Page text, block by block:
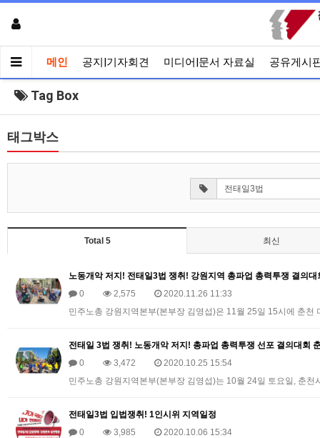
메인 공지|기자회견 미디어|문서 자료실 공유게시
Tag Box
태그박스
Total 5 최신
노동개악 저지! 전태일3법 쟁취! 강원지역 총파업 총력투쟁 결의
0
2,575
2020.11.26 11:33
민주노총 강원지역본부(본부장 김영섭)은 11월 25일 15시에 춘
전태일 3법 쟁취! 노동개악 저지! 총파업 총력투쟁 선포 결의대회
0
3,472
2020.10.25 15:54
민주노총 강원지역본부(본부장 김영섭)는 10월 24일 토요일, 춘
전태일3법 입법쟁취! 1인시위 지역일정
0
3,985 2020.10.06 15:34